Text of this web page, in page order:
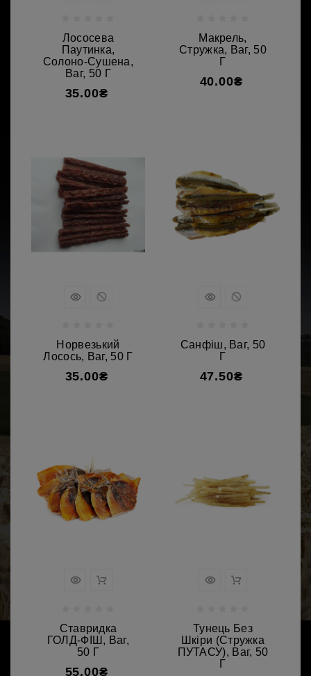
Лососева
Паутинка,
Солоно-Сушена,
Ваг, 50 Г
35.00₴
Макрель,
Стружка, Ваг, 50
Г
40.00₴
Норвезький
Лосось, Ваг, 50 Г
35.00₴
Санфіш, Ваг, 50
Г
47.50₴
Ставридка
ГОЛД-ФІШ, Ваг,
50 Г
55.00₴
Тунець Без
Шкіри (стружка
ПУТАСУ), Ваг, 50
Г